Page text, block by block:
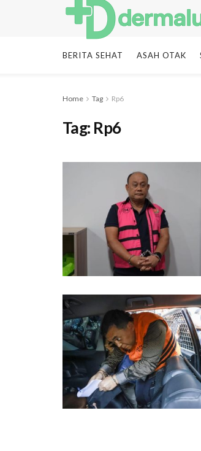
BERITA SEHAT ASAH OTAK
Home Tag Rp6
Tag: Rp6